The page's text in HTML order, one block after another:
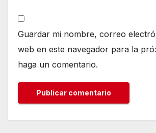
Guardar mi nombre, correo
web en este navegador para la
haga un comentario.